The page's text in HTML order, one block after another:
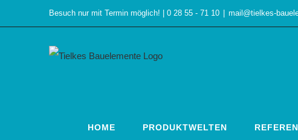
Inhalt
Besuch nur mit Termin möglich! | 0 28 55 - 71 10 mail@tielkes-
HOME PRODUKTWELTEN